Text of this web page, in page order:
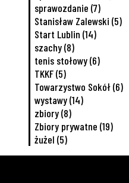
sprawozdanie (7)
Stanisław Zalewski (5)
Start Lublin (14)
szachy(8)
tenis stołowy(6)
TKKF(5)
Towarzystwo Sokół(6)
wystawy(14)
zbiory(8)
Zbiory prywatne (19)
żużel (5)